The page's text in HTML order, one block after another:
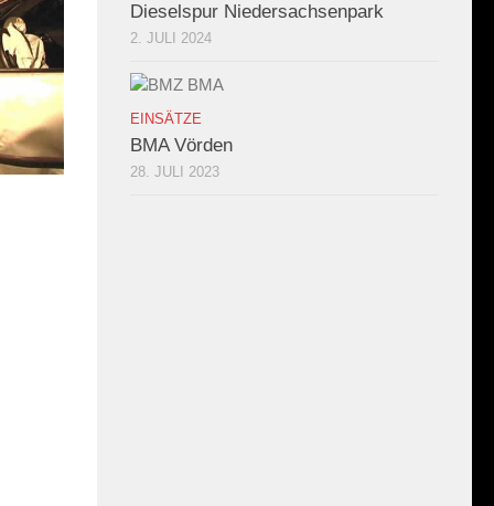
Dieselspur Niedersachsenpark
2. JULI 2024
EINSÄTZE
BMA Vörden
28. JULI 2023